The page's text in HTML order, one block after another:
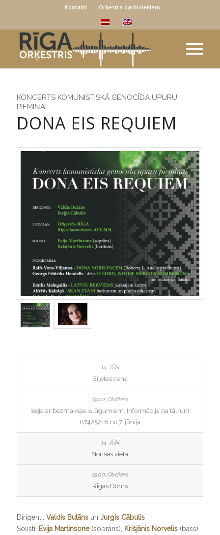
Kontakti Orķestra darbiniekiem
KONCERTS KOMUNISTISKĀ GENOCĪDA UPURU
PIEMIŅAI
DONA EIS REQUIEM
Biļetes cena
Ieeja ar bezmaksas ielūgumiem. Informācija pa tālruni
67425218 no 7. jūnija
Norises vieta
Rīgas Doms
Diriģenti: Valdis Butāns un Jurģis Cābulis
Solisti: Evija Martinsone(soprāns), Krišjānis Norvelis(bass)